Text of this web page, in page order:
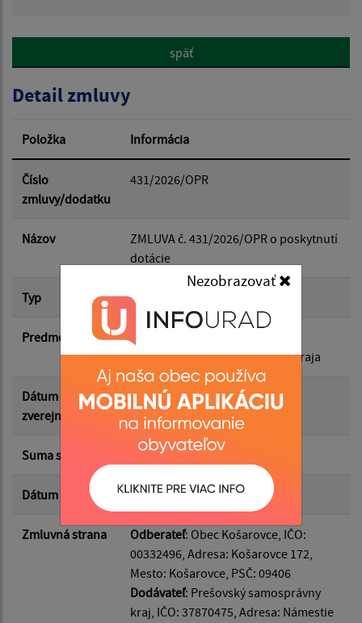
Nezobrazovať
Hľadať v:
Dátum od:
Dátum do:
Suma od:
Suma do:
Typ:
Filtrovať Reset
späť
Detail zmluvy
Položka Informácia
Číslo
zmluvy/dodatku
431/2026/OPR
Názov
ZMLUVA č. 431/2026/OPR o poskytnutí
dotácie
Typ Hlavná zmluva
Predmet
Prešovského samosprávneho kraja
Dátum
zverejnenia
16.06.2026
Suma s DPH* 2 400.00 €
Dátum uzavretia 12.06.2026
Zmluvná strana Odberateľ: Obec Košarovce, IČO:
00332496, Adresa: Košarovce 172,
Mesto: Košarovce, PSČ: 09406
Dodávateľ: Prešovský samosprávny
kraj, IČO: 37870475, Adresa: Námestie